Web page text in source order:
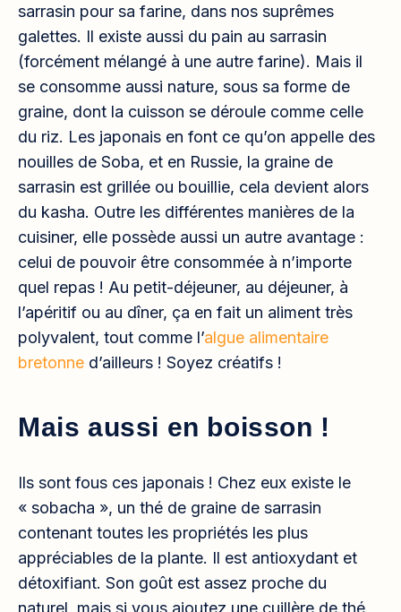
sarrasin pour sa farine, dans nos suprêmes
galettes. Il existe aussi du pain au sarrasin
(forcément mélangé à une autre farine). Mais il
se consomme aussi nature, sous sa forme de
graine, dont la cuisson se déroule comme celle
du riz. Les japonais en font ce qu’on appelle des
nouilles de Soba, et en Russie, la graine de
sarrasin est grillée ou bouillie, cela devient alors
du kasha. Outre les différentes manières de la
cuisiner, elle possède aussi un autre avantage :
celui de pouvoir être consommée à n’importe
quel repas ! Au petit-déjeuner, au déjeuner, à
l’apéritif ou au dîner, ça en fait un aliment très
polyvalent, tout comme l’algue alimentaire
bretonne d’ailleurs ! Soyez créatifs !
Mais aussi en boisson !
Ils sont fous ces japonais ! Chez eux existe le
« sobacha », un thé de graine de sarrasin
contenant toutes les propriétés les plus
appréciables de la plante. Il est antioxydant et
détoxifiant. Son goût est assez proche du
naturel, mais si vous ajoutez une cuillère de thé